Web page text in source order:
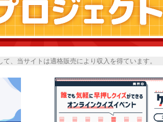
、当サイトは適格販売により収入を得ています。